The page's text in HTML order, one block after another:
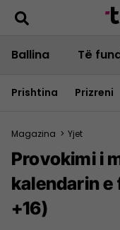
Ballina Të
Prishtina Prizreni
Magazina > Yjet
Provokimi i
kalendarin
+16)